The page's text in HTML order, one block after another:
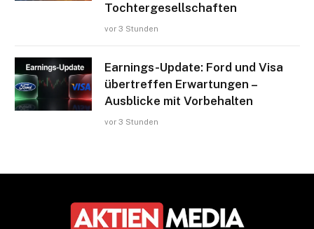
Tochtergesellschaften
vor 3 Stunden
Earnings-Update: Ford und Visa
übertreffen Erwartungen –
Ausblicke mit Vorbehalten
vor 3 Stunden